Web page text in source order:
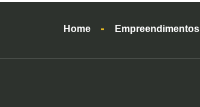
Home Empreendimentos